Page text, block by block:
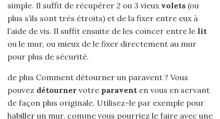
simple. Il suffit de récupérer 2 ou 3 vieux volets (ou
plus s’ils sont très étroits) et de la fixer entre eux à
l’aide de vis. Il suffit ensuite de les coincer entre le lit
ou le mur, ou mieux de le fixer directement au mur
pour plus de sécurité.
de plus Comment détourner un paravent ? Vous
pouvez détourner votre paravent en vous en servant
de façon plus originale. Utilisez-le par exemple pour
habiller un mur, comme vous pourriez le faire avec une